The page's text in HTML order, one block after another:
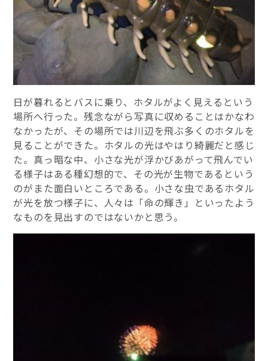
日が暮れるとバスに乗り、ホタルがよく見えるという
場所へ行った。残念ながら写真に収めることはかなわ
なかったが、その場所では川辺を飛ぶ多くのホタルを
見ることができた。ホタルの光はやはり綺麗だと感じ
た。真っ暗な中、小さな光が浮かびあがって飛んでい
る様子はある種幻想的で、その光が生物であるという
のがまた面白いところである。小さな虫であるホタル
が光を放つ様子に、人々は「命の輝き」といったよう
なものを見出すのではないかと思う。